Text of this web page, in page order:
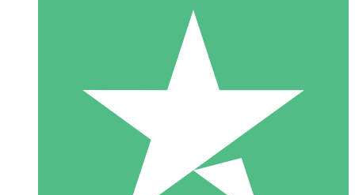
Individuele Creditpakketten
Betaal per gebruik met downloadtegoeden. Geen maandelijkse
1000